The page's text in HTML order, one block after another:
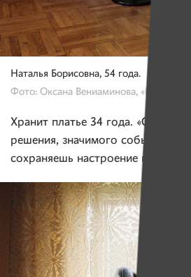
Наталья Борисовна, 54 года.
Фото: Оксана Вениаминова, «Имена»
Хранит платье 34 года. «Символ
решения, значимого события.
сохраняешь настроение и цели